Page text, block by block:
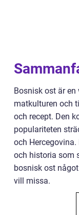
Bosnisk ost är
matkulturen och
och recept. Den
populariteten
och
och historia som
bosnisk ost
vill missa.